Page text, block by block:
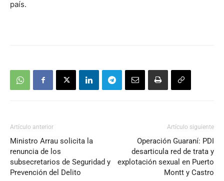
país.
Artículo anterior
Ministro Arrau solicita la
renuncia de los
subsecretarios de Seguridad y
Prevención del Delito
Artículo siguiente
Operación Guaraní: PDI
desarticula red de trata y
explotación sexual en Puerto
Montt y Castro